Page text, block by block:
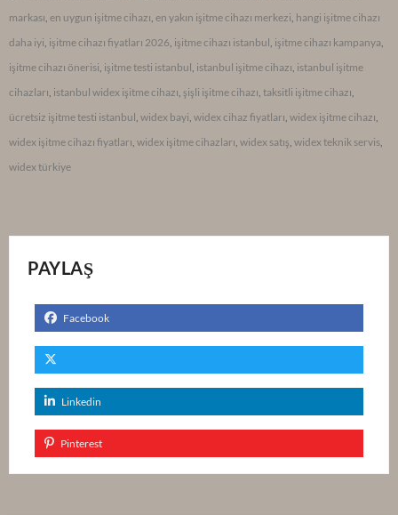
markası en uygun işitme cihazı en yakın işitme cihazı merkezi hangi işitme cihazı
daha iyi işitme cihazı fiyatları 2026 işitme cihazı istanbul işitme cihazı kampanya
işitme cihazı önerisi işitme testi istanbul istanbul işitme cihazı istanbul işitme
cihazları istanbul widex işitme cihazı şişli işitme cihazı taksitli işitme cihazı
ücretsiz işitme testi istanbul widex bayi widex cihaz fiyatları widex işitme cihazı
widex işitme cihazı fiyatları widex işitme cihazları widex satış widex teknik servis
widex türkiye
PAYLAŞ
Facebook
Linkedin
Pinterest